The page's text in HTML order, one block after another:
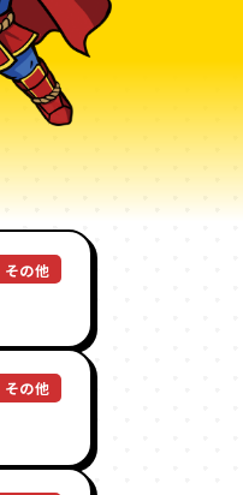
その他
その他